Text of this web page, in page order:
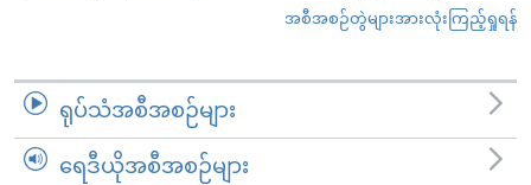
အစီအစဉ်တွဲများအားလုံးကြည့်ရှုရန်
ရုပ်သံအစီအစဉ်များ
ရေဒီယိုအစီအစဉ်များ